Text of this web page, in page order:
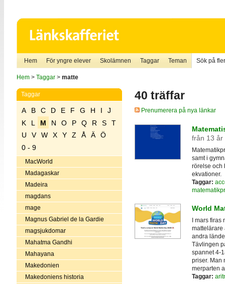
Hem För yngre elever Skolämnen Taggar Teman Sök på
Hem> Taggar> matte
Taggar
A B C D E F G H I
J
K
L M N O P Q R S
T
U
V W X Y Z Å Ä
Ö
0 - 9
MacWorld
Madagaskar
Madeira
magdans
mage
Magnus Gabriel de la Gardie
magsjukdomar
Mahatma Gandhi
Mahayana
Makedonien
Makedoniens historia
40 träffar
Prenumerera på nya länkar
från 13 år
samt i
rörelse och
ekvationer.
Taggar:
World
I mars
mattelärare
andra
Tävlingen
spannet 4-
priser. Man
merparten
Taggar: